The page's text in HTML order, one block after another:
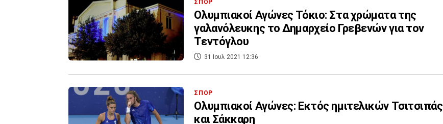
ΣΠΟΡ
Ολυμπιακοί Αγώνες Τόκιο: Στα χρώματα της
γαλανόλευκης το Δημαρχείο Γρεβενών για τον
Τεντόγλου
31 Ιουλ 2021 12:36
ΣΠΟΡ
Ολυμπιακοί Αγώνες: Εκτός ημιτελικών Τσιτσιπάς
και Σάκκαρη